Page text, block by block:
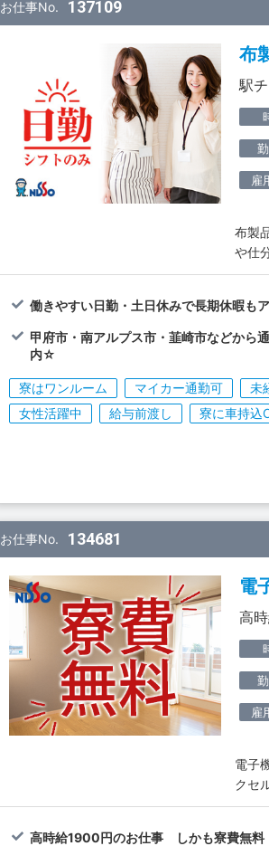
お仕事No. 137109
布
駅
雇
布製
や仕
働きやすい日勤・土日休みで長期休暇も
甲府市・南アルプス市・韮崎市などから
内☆
寮はワンルーム マイカー通勤可 未
女性活躍中
給与前渡し 寮に車持込
お仕事No. 134681
電
高
雇
電子
クセ
高時給1900円のお仕事 しかも寮費無料